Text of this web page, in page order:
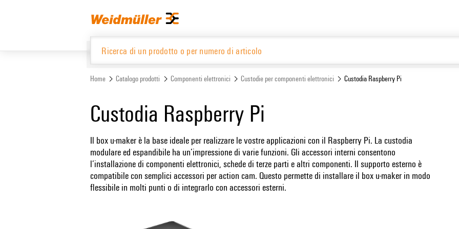
Home Catalogo prodotti Componenti elettronici Custodie per componenti elettronici Custodia Raspberry Pi
Custodia Raspberry Pi
Il box u-maker è la base ideale per realizzare le vostre applicazioni con il Raspberry Pi. La custodia
modulare ed espandibile ha un’impressione di varie funzioni. Gli accessori interni consentono
l’installazione di componenti elettronici, schede di terze parti e altri componenti. Il supporto esterno è
compatibile con semplici accessori per action cam. Questo permette di installare il box u-maker in modo
flessibile in molti punti o di integrarlo con accessori esterni.